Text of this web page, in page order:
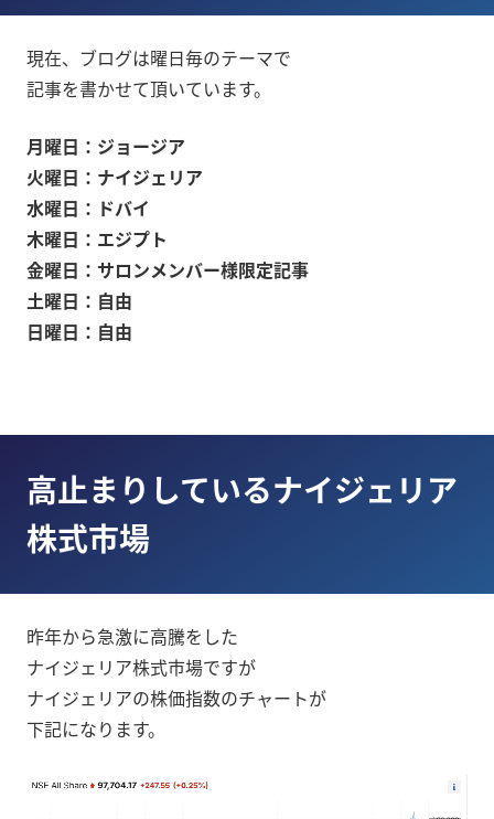
現在、ブログは曜日毎のテーマで
記事を書かせて頂いています。
月曜日：ジョージア
火曜日：ナイジェリア
水曜日：ドバイ
木曜日：エジプト
金曜日：サロンメンバー様限定記事
土曜日：自由
日曜日：自由
高止まりしているナイジェリア
株式市場
昨年から急激に高騰をした
ナイジェリア株式市場ですが
ナイジェリアの株価指数のチャートが
下記になります。